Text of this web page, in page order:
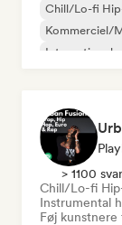
Chill/Lo-fi
Kommerciel/
International
> 1100
Chill/Lo-fi
Instrumental
Føj